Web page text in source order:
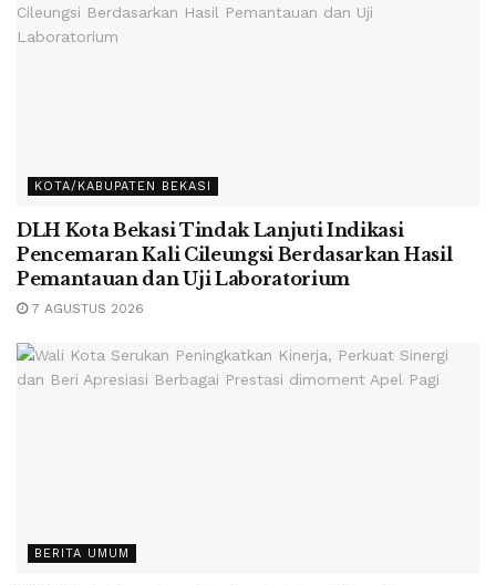
KOTA/KABUPATEN BEKASI
DLH Kota Bekasi Tindak Lanjuti Indikasi
Pencemaran Kali Cileungsi Berdasarkan Hasil
Pemantauan dan Uji Laboratorium
7 AGUSTUS 2026
BERITA UMUM